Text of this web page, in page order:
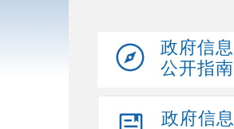
政府信息
公开指南
政府信息